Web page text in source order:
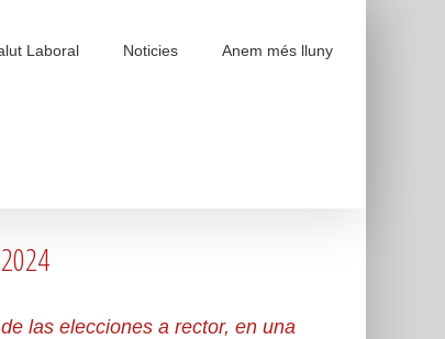
Laboral Noticies Anem més lluny
las elecciones a rector, en una